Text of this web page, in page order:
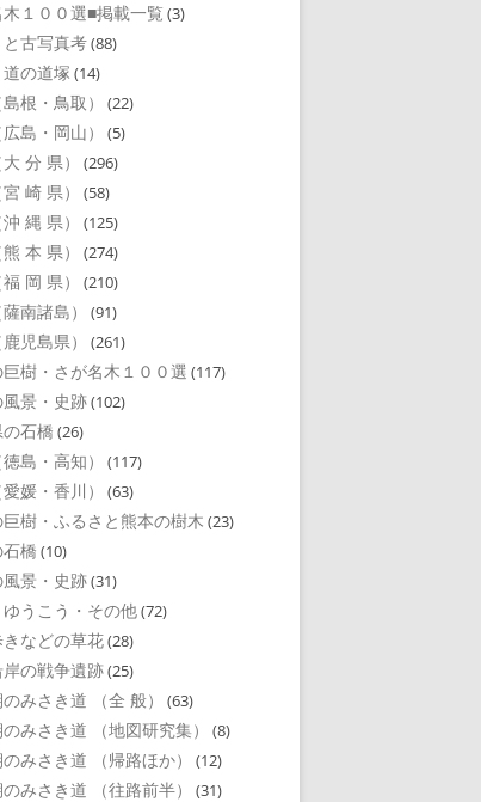
木１００選■掲載一覧 (3)
古写真考(88)
の道塚 (14)
根・鳥取） (22)
島・岡山） (5)
分 県） (296)
崎 県） (58)
縄 県） (125)
本 県） (274)
岡 県） (210)
南諸島） (91)
児島県） (261)
樹・さが名木１００選 (117)
景・史跡(102)
石橋 (26)
島・高知） (117)
媛・香川） (63)
樹・ふるさと熊本の樹木 (23)
橋 (10)
景・史跡(31)
うこう・その他(72)
などの草花(28)
の戦争遺跡(25)
みさき道 （全 般） (63)
みさき道 （地図研究集） (8)
みさき道 （帰路ほか） (12)
みさき道 （往路前半） (31)